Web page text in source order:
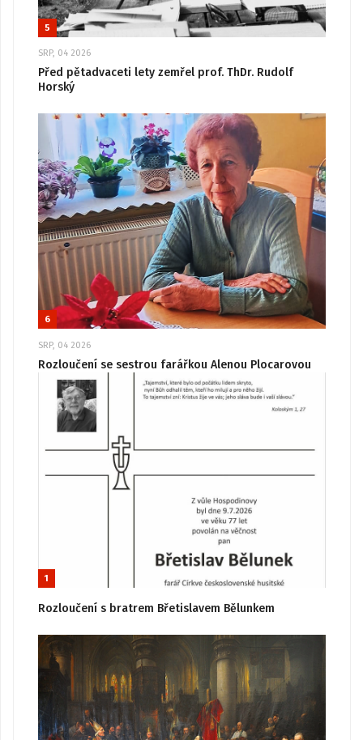
5
SRP, 04 2026
Před pětadvaceti lety zemřel prof. ThDr. Rudolf
Horský
6
SRP, 04 2026
Rozloučení se sestrou farářkou Alenou Plocarovou
1
Rozloučení s bratrem Břetislavem Bělunkem